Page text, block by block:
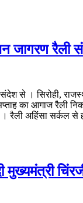
जागरण रैली
से । सिरोही,
का आगाज रैली
। रैली अहिंसा सर्कल